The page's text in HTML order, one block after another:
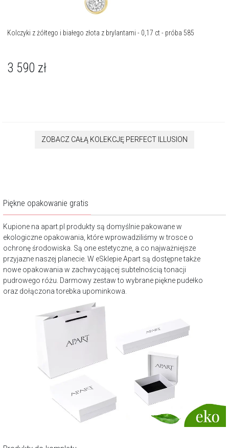
Kolczyki z żółtego i białego złota z brylantami - 0,17 ct - próba 585
3 590 zł
ZOBACZ CAŁĄ KOLEKCJĘ PERFECT ILLUSION
Piękne opakowanie gratis
Kupione na apart.pl produkty są domyślnie pakowane w
ekologiczne opakowania, które wprowadziliśmy w trosce o
ochronę środowiska. Są one estetyczne, a co najważniejsze
przyjazne naszej planecie. W eSklepie Apart są dostępne także
nowe opakowania w zachwycającej subtelnością tonacji
pudrowego różu. Darmowy zestaw to wybrane piękne pudełko
oraz dołączona torebka upominkowa.